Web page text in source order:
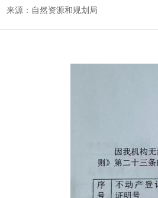
来源：自然资源和规划局